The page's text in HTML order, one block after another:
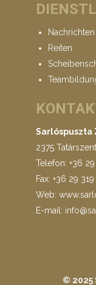
Nachrichten
Reiten
Sarlóspuszta
2375
Telefon: +36 29
Fax: +36 29
Web:
E-mail:
© 2025